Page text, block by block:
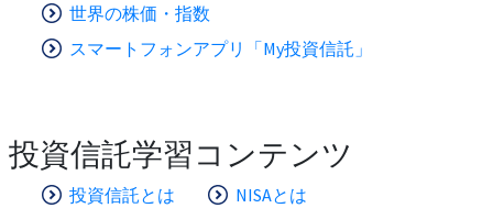
世界の株価・指数
スマートフォンアプリ「My投資信託」
投資信託学習コンテンツ
投資信託とは NISAとは